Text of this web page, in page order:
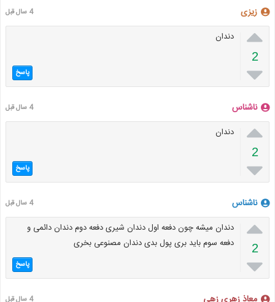
زیزی 4 سال قبل

2

دندان
پاسخ
ناشناس 4 سال قبل

2

دندان
پاسخ
ناشناس 4 سال قبل

2

دندان میشه چون دفعه اول دندان شیری دفعه دوم دندان دائمی و
دفعه سوم باید بری پول بدی دندان مصنوعی بخری
پاسخ
4 سال قبل